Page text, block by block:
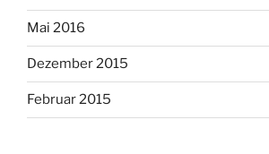
Mai 2016
Dezember 2015
Februar 2015